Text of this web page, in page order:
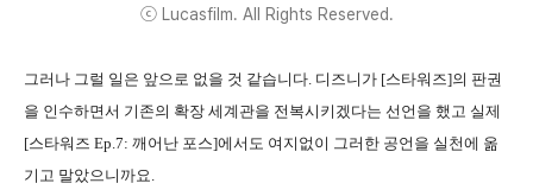
ⓒ Lucasfilm. All Rights Reserved.
그러나 그럴 일은 앞으로 없을 것 같습니다. 디즈니가 [스타워즈]의 판권
을 인수하면서 기존의 확장 세계관을 전복시키겠다는 선언을 했고 실제
[스타워즈 Ep.7: 깨어난 포스]에서도 여지없이 그러한 공언을 실천에 옮
기고 말았으니까요.